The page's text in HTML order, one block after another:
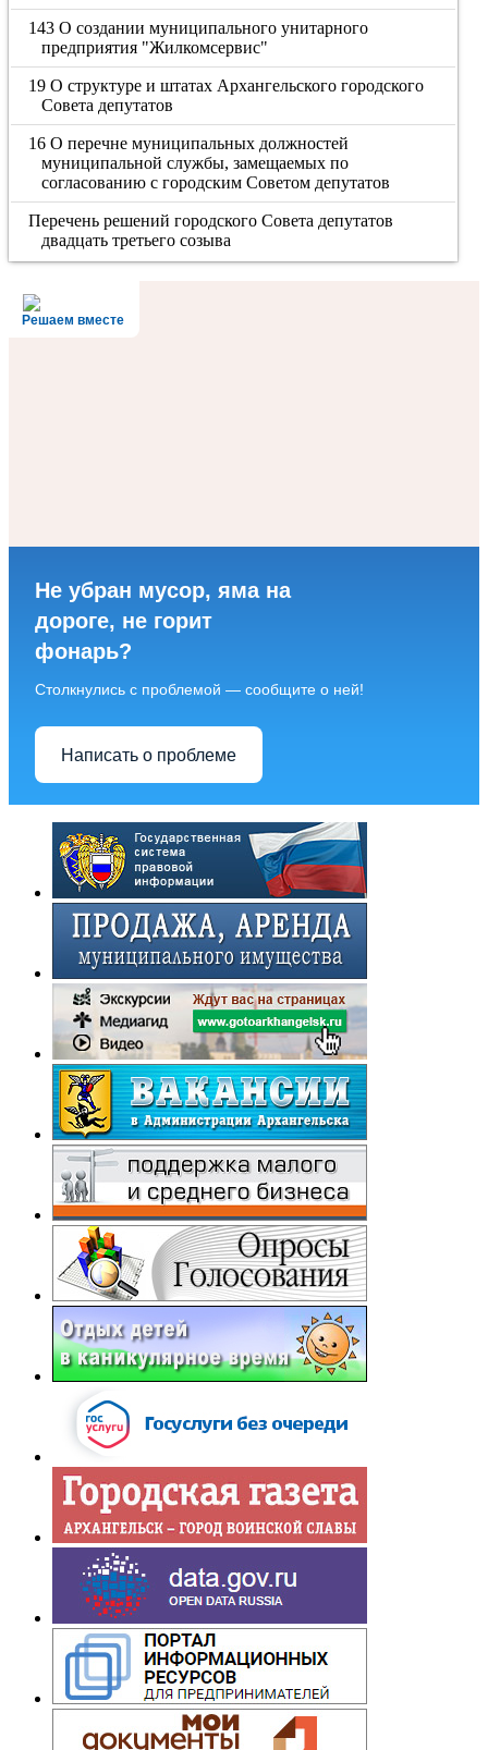
143 О создании муниципального унитарного
предприятия "Жилкомсервис"
19 О структуре и штатах Архангельского городского
Совета депутатов
16 О перечне муниципальных должностей
муниципальной службы, замещаемых по
согласованию с городским Советом депутатов
Перечень решений городского Совета депутатов
двадцать третьего созыва
Решаем вместе
Не убран мусор, яма на
дороге, не горит
фонарь?
Столкнулись с проблемой — сообщите о ней!
Написать о проблеме